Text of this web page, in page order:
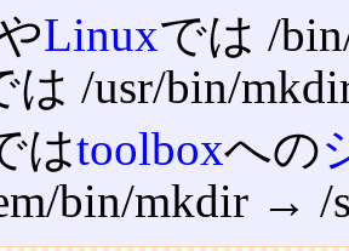
Linuxでは /
は /usr/bin/
はtoolboxへの
bin/mkdir →